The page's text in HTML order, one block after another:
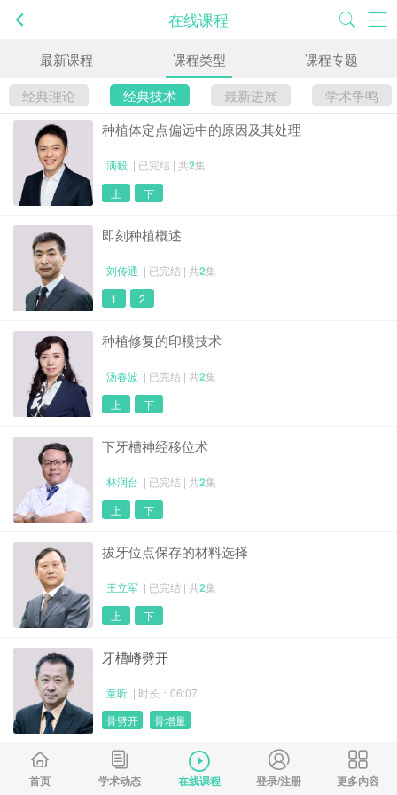
在线课程
最新课程 课程类型
课程专题
经典理论
经典技术 最新进展
学术争鸣
种植体定点偏远中的原因及其处理
满毅 | 已完结 | 共2集
上
下
即刻种植概述
刘传通 | 已完结 | 共2集
1
2
种植修复的印模技术
汤春波 | 已完结 | 共2集
上
下
下牙槽神经移位术
林润台 | 已完结 | 共2集
上
下
拔牙位点保存的材料选择
王立军 | 已完结 | 共2集
上
下
牙槽嵴劈开
童昕 | 时长：06:07
骨劈开
骨增量
修复为导向的种植治疗
首页 学术动态 在线课程 登录/注册 更多内容